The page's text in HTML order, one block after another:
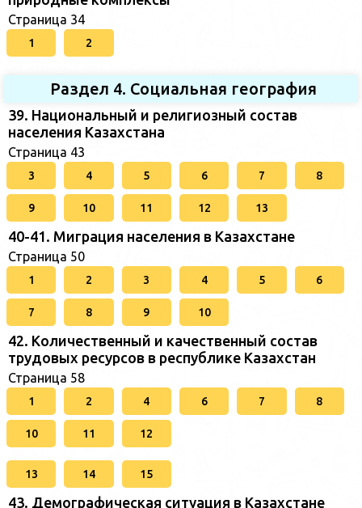
Страница 34
1 2
Раздел 4. Социальная география
39. Национальный и религиозный состав
населения Казахстана
Страница 43
3 4 5 6 7 8
9 10 11 12 13
40-41. Миграция населения в Казахстане
Страница 50
1 2 3 4 5 6
7 8 9 10
42. Количественный и качественный состав
трудовых ресурсов в республике Казахстан
Страница 58
1 2 4 6 7 8
10 11 12
13 14 15
43. Демографическая ситуация в Казахстане